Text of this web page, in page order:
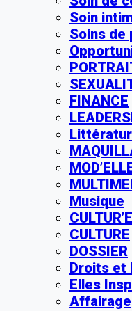
Soin
Soins de
FINANCE
Musique
CULTURE
DOSSIER
Droits et
Elles
Affairage